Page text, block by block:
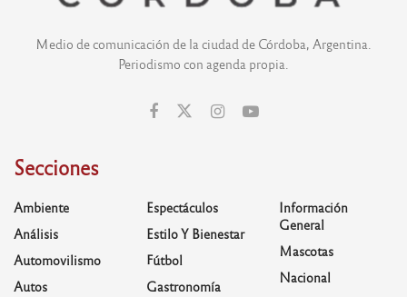
Medio de comunicación de la ciudad de Córdoba, Argentina.
Periodismo con agenda propia.
Secciones
Ambiente
Análisis
Automovilismo
Autos
Espectáculos
Estilo Y Bienestar
Fútbol
Gastronomía
Información
General
Mascotas
Nacional